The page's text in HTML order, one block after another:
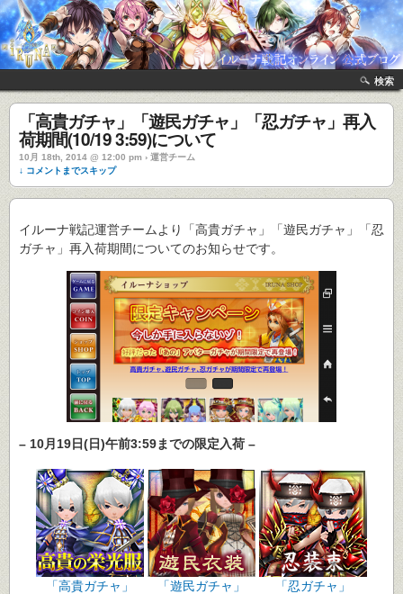
検索
「高貴ガチャ」「遊民ガチャ」「忍ガチャ」再入
荷期間(10/19 3:59)について
10月 18th, 2014 @ 12:00 pm › 運営チーム
↓ コメントまでスキップ
イルーナ戦記運営チームより「高貴ガチャ」「遊民ガチャ」「忍
ガチャ」再入荷期間についてのお知らせです。
– 10月19日(日)午前3:59までの限定入荷 –
「高貴ガチャ」 「遊民ガチャ」 「忍ガチャ」